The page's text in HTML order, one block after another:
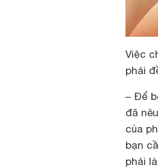
Việc
phải
– Để
đã
của
bạn
phải